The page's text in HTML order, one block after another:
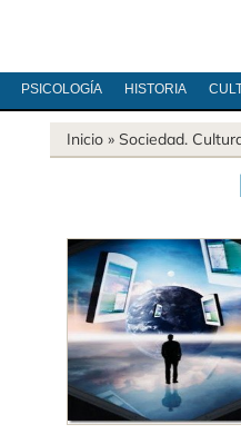
PSICOLOGÍA HISTORIA
Inicio » Sociedad.